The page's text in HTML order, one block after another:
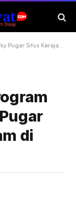
Islam di Peureulak
di